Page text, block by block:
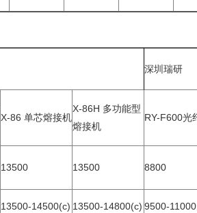
深圳瑞研
X-86 单芯熔接机
X-86H 多功能型
熔接机
RY-F600光
13500 13500 8800
13500-14500(c) 13500-14800(c) 9500-